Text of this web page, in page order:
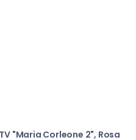
"Maria Corleone 2", Rosa